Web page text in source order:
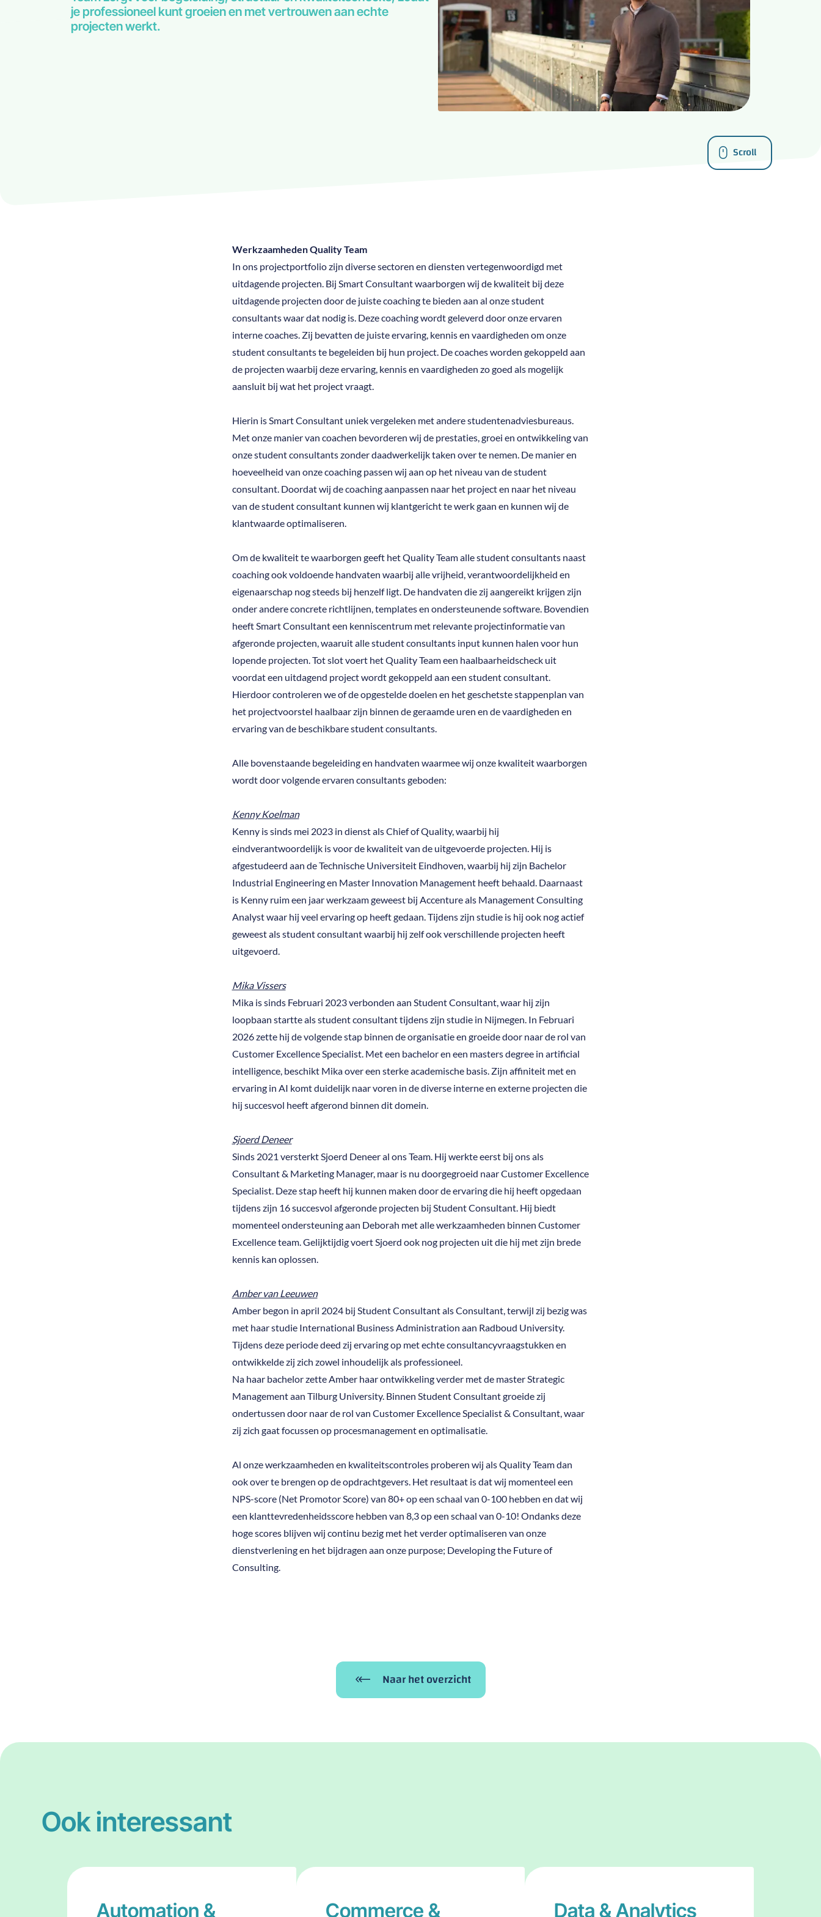
je professioneel kunt groeien en met vertrouwen aan echte
projecten werkt.
Scroll
Werkzaamheden Quality Team
In ons projectportfolio zijn diverse sectoren en diensten vertegenwoordigd met
uitdagende projecten. Bij Smart Consultant waarborgen wij de kwaliteit bij deze
uitdagende projecten door de juiste coaching te bieden aan al onze student
consultants waar dat nodig is. Deze coaching wordt geleverd door onze ervaren
interne coaches. Zij bevatten de juiste ervaring, kennis en vaardigheden om onze
student consultants te begeleiden bij hun project. De coaches worden gekoppeld aan
de projecten waarbij deze ervaring, kennis en vaardigheden zo goed als mogelijk
aansluit bij wat het project vraagt.
Hierin is Smart Consultant uniek vergeleken met andere studentenadviesbureaus.
Met onze manier van coachen bevorderen wij de prestaties, groei en ontwikkeling van
onze student consultants zonder daadwerkelijk taken over te nemen. De manier en
hoeveelheid van onze coaching passen wij aan op het niveau van de student
consultant. Doordat wij de coaching aanpassen naar het project en naar het niveau
van de student consultant kunnen wij klantgericht te werk gaan en kunnen wij de
klantwaarde optimaliseren.
Om de kwaliteit te waarborgen geeft het Quality Team alle student consultants naast
coaching ook voldoende handvaten waarbij alle vrijheid, verantwoordelijkheid en
eigenaarschap nog steeds bij henzelf ligt. De handvaten die zij aangereikt krijgen zijn
onder andere concrete richtlijnen, templates en ondersteunende software. Bovendien
heeft Smart Consultant een kenniscentrum met relevante projectinformatie van
afgeronde projecten, waaruit alle student consultants input kunnen halen voor hun
lopende projecten. Tot slot voert het Quality Team een haalbaarheidscheck uit
voordat een uitdagend project wordt gekoppeld aan een student consultant.
Hierdoor controleren we of de opgestelde doelen en het geschetste stappenplan van
het projectvoorstel haalbaar zijn binnen de geraamde uren en de vaardigheden en
ervaring van de beschikbare student consultants.
Alle bovenstaande begeleiding en handvaten waarmee wij onze kwaliteit waarborgen
wordt door volgende ervaren consultants geboden:
Kenny Koelman
Kenny is sinds mei 2023 in dienst als Chief of Quality, waarbij hij
eindverantwoordelijk is voor de kwaliteit van de uitgevoerde projecten. Hij is
afgestudeerd aan de Technische Universiteit Eindhoven, waarbij hij zijn Bachelor
Industrial Engineering en Master Innovation Management heeft behaald. Daarnaast
is Kenny ruim een jaar werkzaam geweest bij Accenture als Management Consulting
Analyst waar hij veel ervaring op heeft gedaan. Tijdens zijn studie is hij ook nog actief
geweest als student consultant waarbij hij zelf ook verschillende projecten heeft
uitgevoerd.
Mika Vissers
Mika is sinds Februari 2023 verbonden aan Student Consultant, waar hij zijn
loopbaan startte als student consultant tijdens zijn studie in Nijmegen. In Februari
2026 zette hij de volgende stap binnen de organisatie en groeide door naar de rol van
Customer Excellence Specialist. Met een bachelor en een masters degree in artificial
intelligence, beschikt Mika over een sterke academische basis. Zijn affiniteit met en
ervaring in AI komt duidelijk naar voren in de diverse interne en externe projecten die
hij succesvol heeft afgerond binnen dit domein.
Sjoerd Deneer
Sinds 2021 versterkt Sjoerd Deneer al ons Team. Hij werkte eerst bij ons als
Consultant & Marketing Manager, maar is nu doorgegroeid naar Customer Excellence
Specialist. Deze stap heeft hij kunnen maken door de ervaring die hij heeft opgedaan
tijdens zijn 16 succesvol afgeronde projecten bij Student Consultant. Hij biedt
momenteel ondersteuning aan Deborah met alle werkzaamheden binnen Customer
Excellence team. Gelijktijdig voert Sjoerd ook nog projecten uit die hij met zijn brede
kennis kan oplossen.
Amber van Leeuwen
Amber begon in april 2024 bij Student Consultant als Consultant, terwijl zij bezig was
met haar studie International Business Administration aan Radboud University.
Tijdens deze periode deed zij ervaring op met echte consultancyvraagstukken en
ontwikkelde zij zich zowel inhoudelijk als professioneel.
Na haar bachelor zette Amber haar ontwikkeling verder met de master Strategic
Management aan Tilburg University. Binnen Student Consultant groeide zij
ondertussen door naar de rol van Customer Excellence Specialist & Consultant, waar
zij zich gaat focussen op procesmanagement en optimalisatie.
Al onze werkzaamheden en kwaliteitscontroles proberen wij als Quality Team dan
ook over te brengen op de opdrachtgevers. Het resultaat is dat wij momenteel een
NPS-score (Net Promotor Score) van 80+ op een schaal van 0-100 hebben en dat wij
een klanttevredenheidsscore hebben van 8,3 op een schaal van 0-10! Ondanks deze
hoge scores blijven wij continu bezig met het verder optimaliseren van onze
dienstverlening en het bijdragen aan onze purpose; Developing the Future of
Consulting.
Naar het overzicht
Ook interessant
Automation & Commerce & Data & Analytics